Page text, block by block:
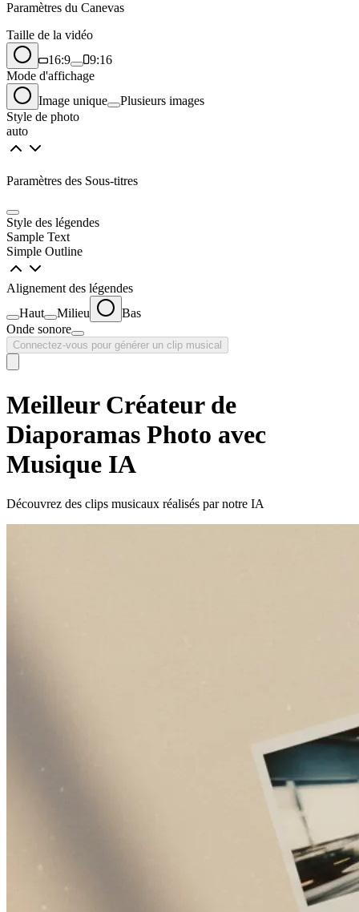
Paramètres du Canevas
Taille de la vidéo
16:9
9:16
Mode d'affichage
Image unique
Plusieurs images
Style de photo
auto
Paramètres des Sous-titres
Style des légendes
Sample Text
Simple Outline
Alignement des légendes
Haut
Milieu
Bas
Onde sonore
Connectez-vous pour générer un clip musical
Meilleur Créateur de
Diaporamas Photo avec
Musique IA
Découvrez des clips musicaux réalisés par notre IA